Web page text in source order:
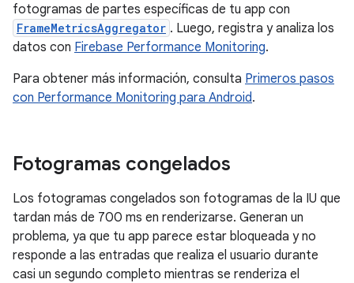
fotogramas de partes específicas de tu app con
FrameMetricsAggregator . Luego, registra y analiza los
datos con Firebase Performance Monitoring.
Para obtener más información, consulta Primeros pasos
con Performance Monitoring para Android.
Fotogramas congelados
Los fotogramas congelados son fotogramas de la IU que
tardan más de 700 ms en renderizarse. Generan un
problema, ya que tu app parece estar bloqueada y no
responde a las entradas que realiza el usuario durante
casi un segundo completo mientras se renderiza el